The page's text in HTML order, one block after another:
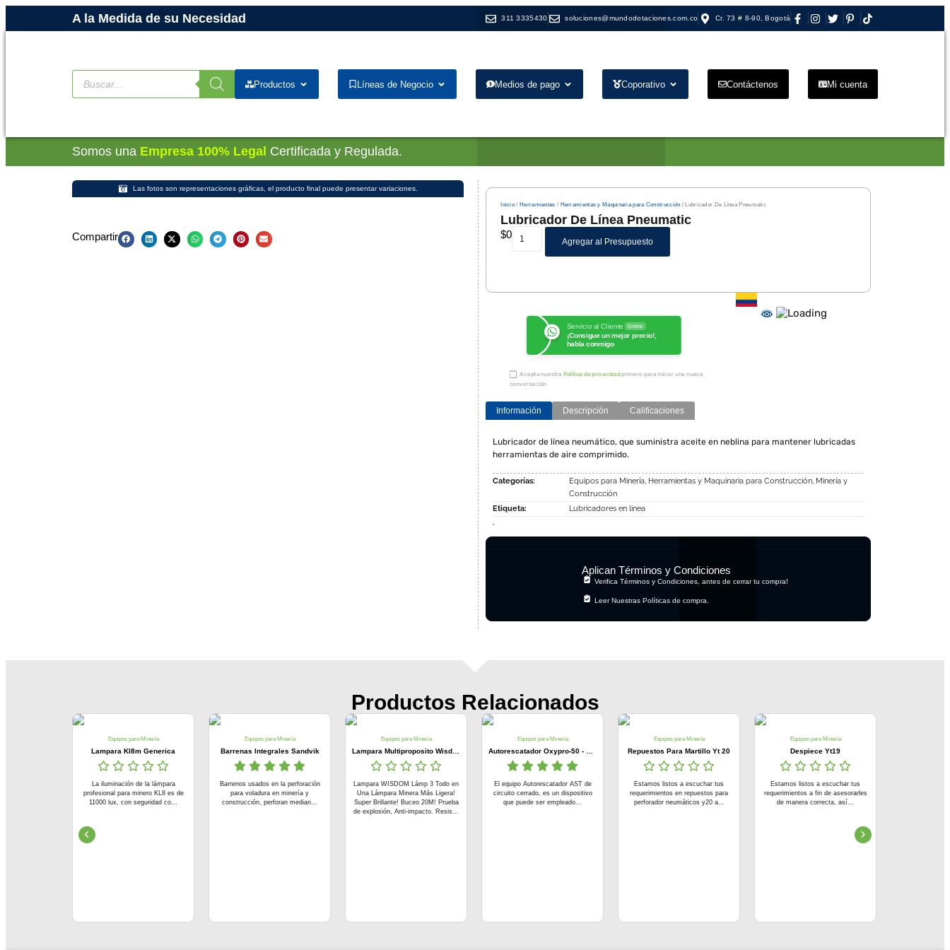
A la Medida de su Necesidad 311 3335430 soluciones@mundodotaciones.com.co Cr. 73 # 8-90, Bogotá
Productos Líneas de Negocio Medios de pago Coporativo Contáctenos Mi cuenta
Somos una Empresa 100% Legal Certificada y Regulada.
Las fotos son representaciones gráficas, el producto final puede presentar variaciones.
Compartir
Inicio / Herramientas / Herramientas y Maquinaria para Construcción / Lubricador De Línea Pneumatic
Lubricador De Línea Pneumatic
$0
Agregar al Presupuesto
Servicio al Cliente Online
¡Consigue un mejor precio!,
habla conmigo
Acepta nuestraPolítica de privacidadprimero para iniciar una nueva
conversación.
Información Descripción Calificaciones
Lubricador de línea neumático, que suministra aceite en neblina para mantener lubricadas
herramientas de aire comprimido.
Categorías: Equipos para Minería, Herramientas y Maquinaria para Construcción, Minería y
Construcción
Etiqueta:
Lubricadores en linea
Aplican Términos y Condiciones
Verifica Términos y Condiciones, antes de cerrar tu compra!
Leer Nuestras Políticas de compra.
Productos Relacionados
Equipos para Minería
Lampara Kl8m Generica
La iluminación de la lámpara
profesional para minero KL8 es de
11000 lux, con seguridad co...
Equipos para Minería
Barrenas Integrales Sandvik
Barrenos usados en la perforación
para voladura en minería y
construcción, perforan median...
Equipos para Minería
Lampara WISDOM Lámp 3 Todo en
Una Lámpara Minera Más Ligera!
Super Brillante! Buceo 20M! Prueba
de explosión, Anti-impacto. Resis...
Equipos para Minería
El equipo Autorescatador AST de
circuito cerrado, es un dispositivo
que puede ser empleado...
Equipos para Minería
Repuestos Para Martillo Yt 20
Estamos listos a escuchar tus
requerimientos en repuestos para
perforador neumáticos y20 a...
Equipos para Minería
Despiece Yt19
Estamos listos a escuchar tus
requerimientos a fin de asesorarles
de manera correcta, así...